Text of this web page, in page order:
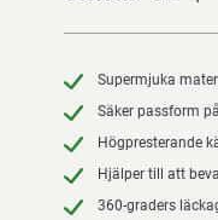
Supermjuka
Säker passform
Högpresterande
Hjälper till att
360-graders